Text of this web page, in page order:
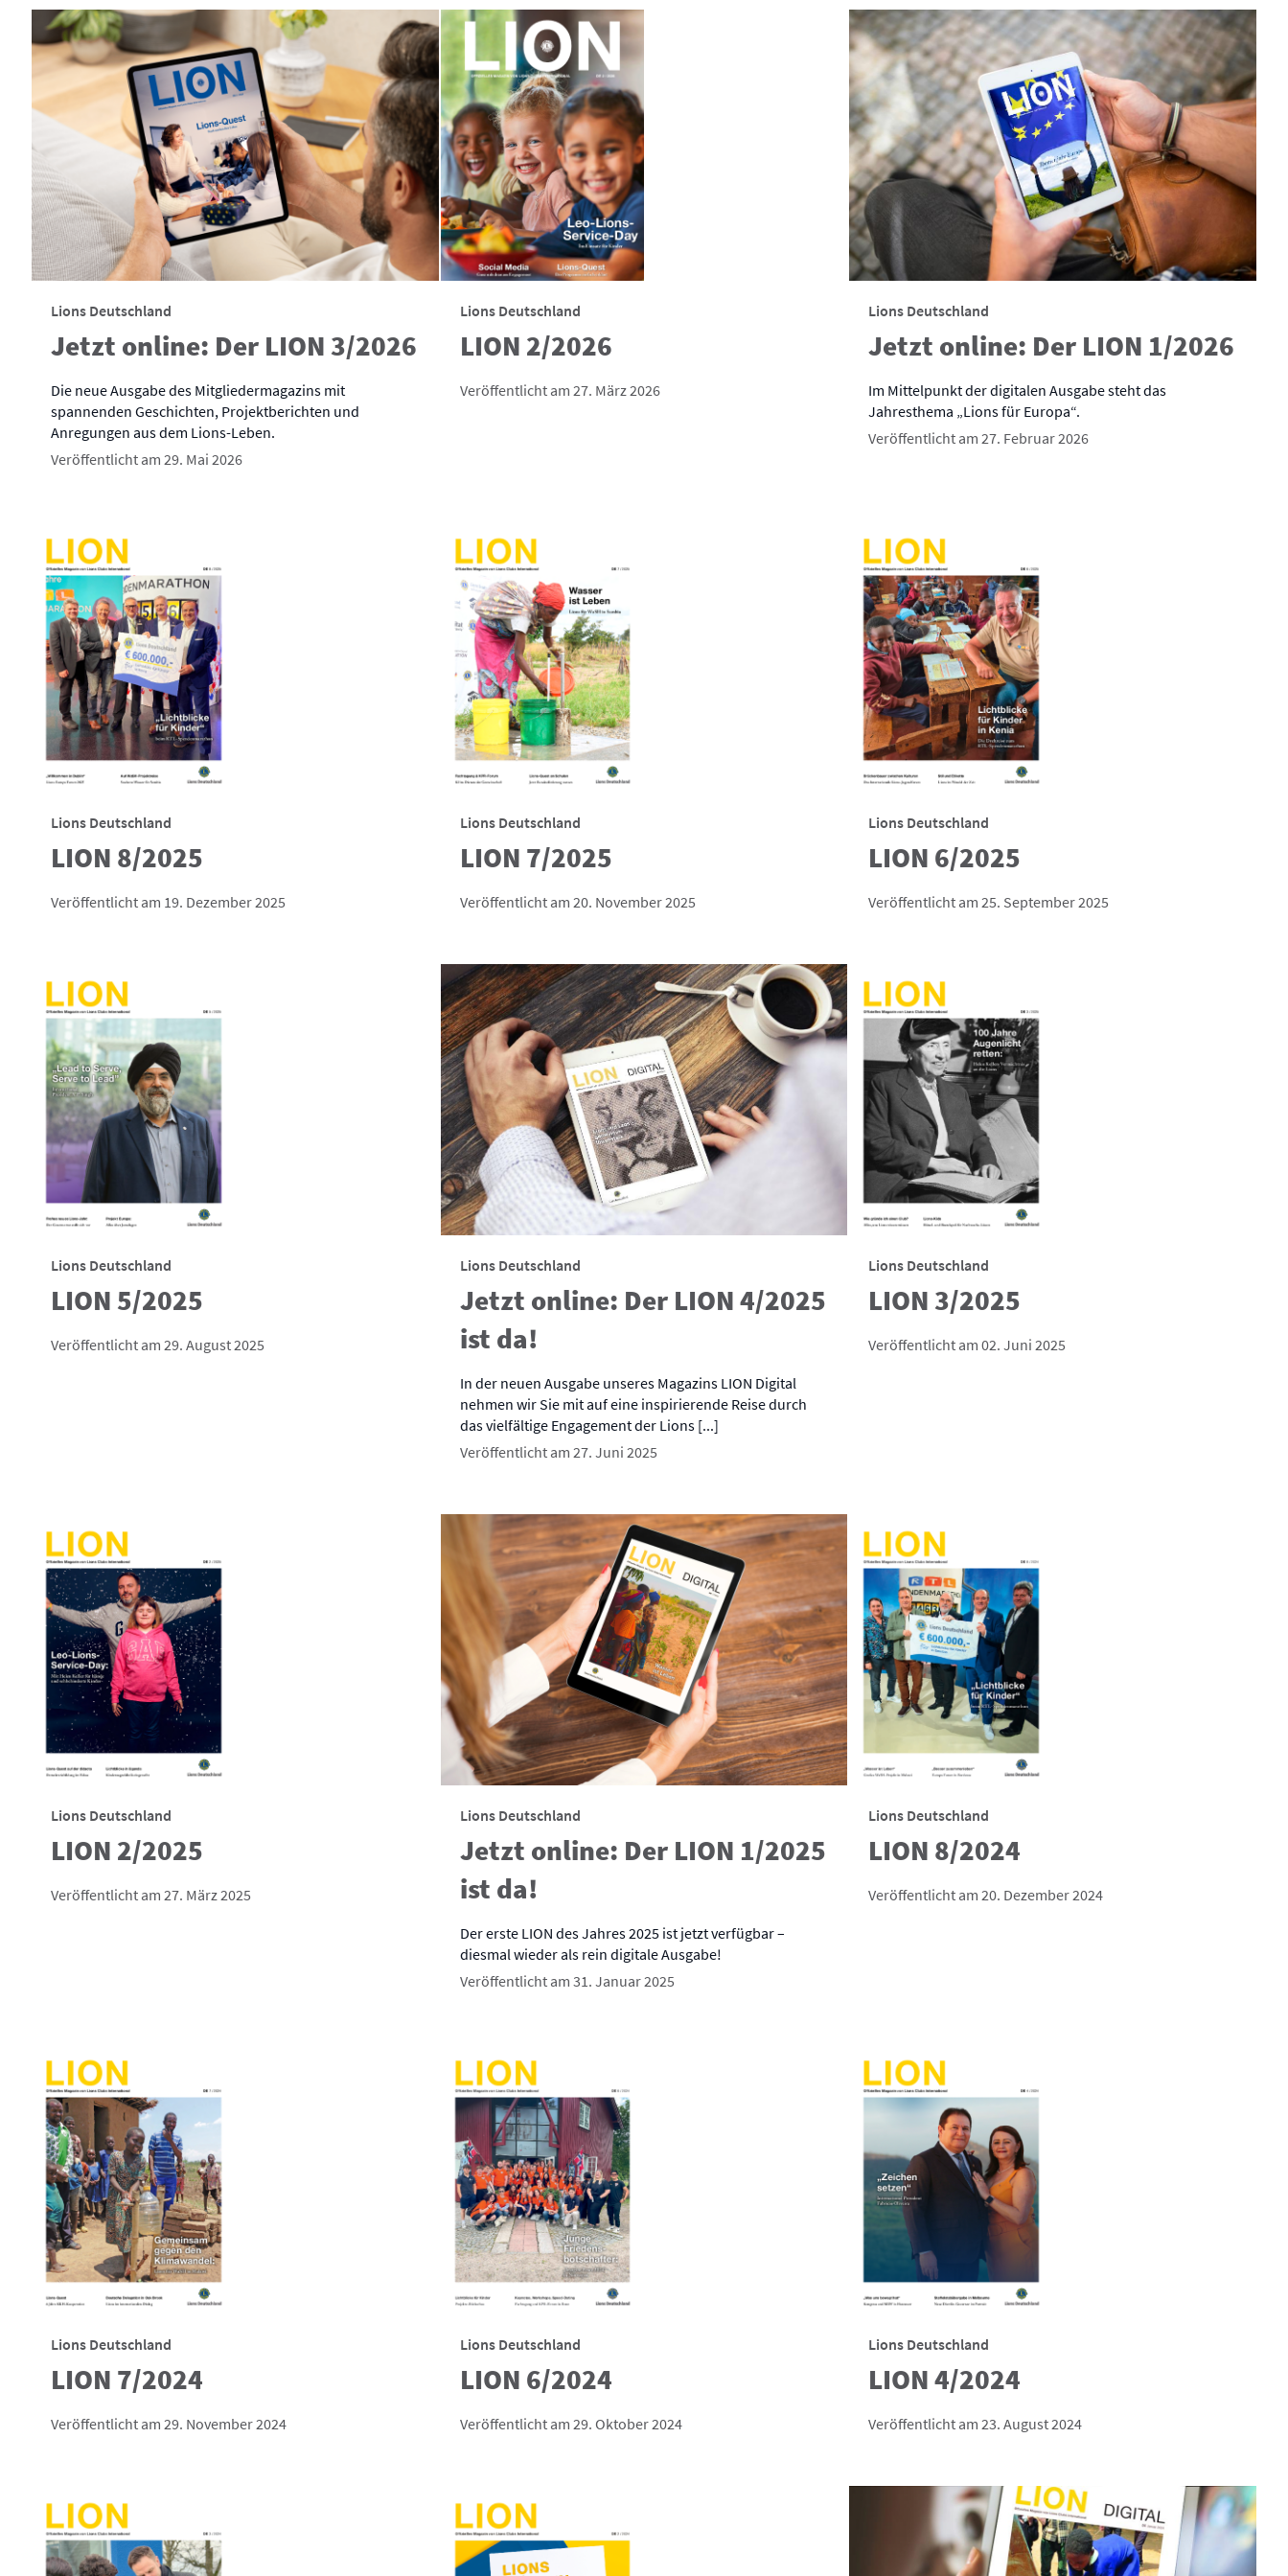
Lions Deutschland
Jetzt online: Der LION 3/2026
Die neue Ausgabe des Mitgliedermagazins mit
spannenden Geschichten, Projektberichten und
Anregungen aus dem Lions-Leben.
Veröffentlicht am 29. Mai 2026
Lions Deutschland
LION 2/2026
Veröffentlicht am 27. März 2026
Lions Deutschland
Jetzt online: Der LION 1/2026
Im Mittelpunkt der digitalen Ausgabe steht das
Jahresthema „Lions für Europa“.
Veröffentlicht am 27. Februar 2026
Lions Deutschland
LION 8/2025
Veröffentlicht am 19. Dezember 2025
Lions Deutschland
LION 7/2025
Veröffentlicht am 20. November 2025
Lions Deutschland
LION 6/2025
Veröffentlicht am 25. September 2025
Lions Deutschland
LION 5/2025
Veröffentlicht am 29. August 2025
Lions Deutschland
Jetzt online: Der LION 4/2025
ist da!
In der neuen Ausgabe unseres Magazins LION Digital
nehmen wir Sie mit auf eine inspirierende Reise durch
das vielfältige Engagement der Lions [...]
Veröffentlicht am 27. Juni 2025
Lions Deutschland
LION 3/2025
Veröffentlicht am 02. Juni 2025
Lions Deutschland
LION 2/2025
Veröffentlicht am 27. März 2025
Lions Deutschland
Jetzt online: Der LION 1/2025
ist da!
Der erste LION des Jahres 2025 ist jetzt verfügbar –
diesmal wieder als rein digitale Ausgabe!
Veröffentlicht am 31. Januar 2025
Lions Deutschland
LION 8/2024
Veröffentlicht am 20. Dezember 2024
Lions Deutschland
LION 7/2024
Veröffentlicht am 29. November 2024
Lions Deutschland
LION 6/2024
Veröffentlicht am 29. Oktober 2024
Lions Deutschland
LION 4/2024
Veröffentlicht am 23. August 2024